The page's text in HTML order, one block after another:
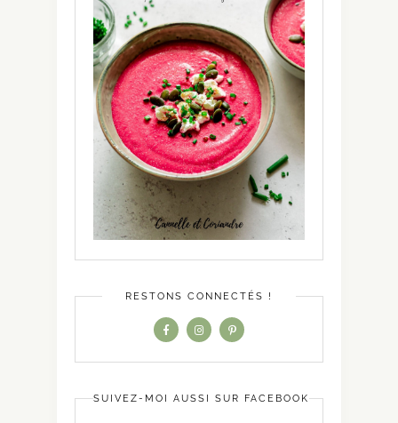
RESTONS CONNECTÉS !
SUIVEZ-MOI AUSSI SUR FACEBOOK